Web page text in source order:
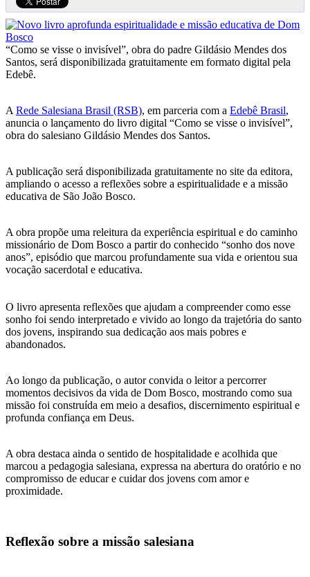
“Como se visse o invisível”, obra do padre Gildásio Mendes dos
Santos, será disponibilizada gratuitamente em formato digital pela
Edebê.
A Rede Salesiana Brasil (RSB), em parceria com a Edebê Brasil,
anuncia o lançamento do livro digital “Como se visse o invisível”,
obra do salesiano Gildásio Mendes dos Santos.
A publicação será disponibilizada gratuitamente no site da editora,
ampliando o acesso a reflexões sobre a espiritualidade e a missão
educativa de São João Bosco.
A obra propõe uma releitura da experiência espiritual e do caminho
missionário de Dom Bosco a partir do conhecido “sonho dos nove
anos”, episódio que marcou profundamente sua vida e orientou sua
vocação sacerdotal e educativa.
O livro apresenta reflexões que ajudam a compreender como esse
sonho foi sendo interpretado e vivido ao longo da trajetória do santo
dos jovens, inspirando sua dedicação aos mais pobres e
abandonados.
Ao longo da publicação, o autor convida o leitor a percorrer
momentos decisivos da vida de Dom Bosco, mostrando como sua
missão foi construída em meio a desafios, discernimento espiritual e
profunda confiança em Deus.
A obra destaca ainda o sentido de hospitalidade e acolhida que
marcou a pedagogia salesiana, expressa na abertura do oratório e no
compromisso de educar e cuidar dos jovens com amor e
proximidade.
Reflexão sobre a missão salesiana